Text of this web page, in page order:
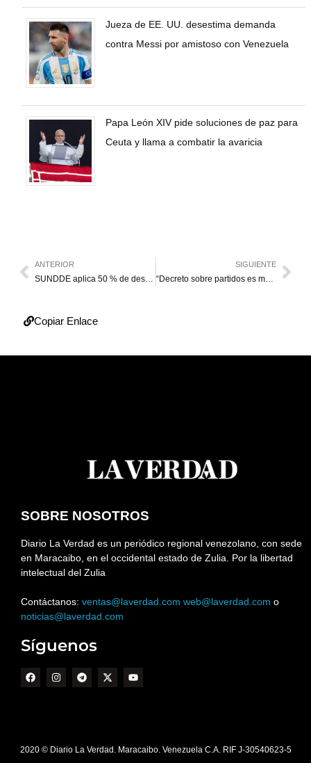
Jueza de EE. UU. desestima demanda
contra Messi por amistoso con Venezuela
Papa León XIV pide soluciones de paz para
Ceuta y llama a combatir la avaricia
ANTERIOR
SUNDDE aplica 50 % de descuento en tiendas Sevens
SIGUIENTE
“Decreto sobre partidos es mala señal para el diálogo”
Copiar Enlace
SOBRE NOSOTROS
Diario La Verdad es un periódico regional venezolano, con sede
en Maracaibo, en el occidental estado de Zulia. Por la libertad
intelectual del Zulia
Contáctanos: ventas@laverdad.com web@laverdad.com o
noticias@laverdad.com
Síguenos
2020 © Diario La Verdad. Maracaibo. Venezuela C.A. RIF J-30540623-5